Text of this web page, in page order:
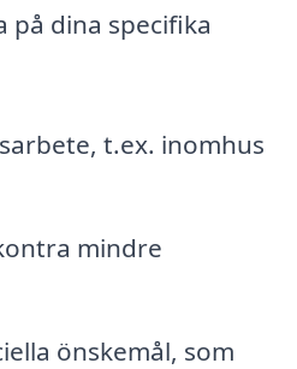
dina specifika
t.ex. inomhus
mindre
önskemål, som